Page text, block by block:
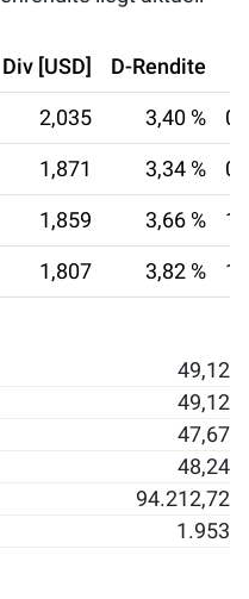
Div [USD] D-Rendite
2,035 3,40 %
1,871 3,34 %
1,859 3,66 %
1,807 3,82 %
49,12
49,12
47,67
48,24
94.212,72
1.953